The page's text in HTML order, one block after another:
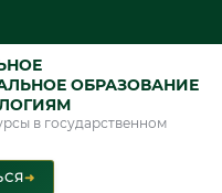
ОБРАЗОВАНИЕ
в государственном
➜